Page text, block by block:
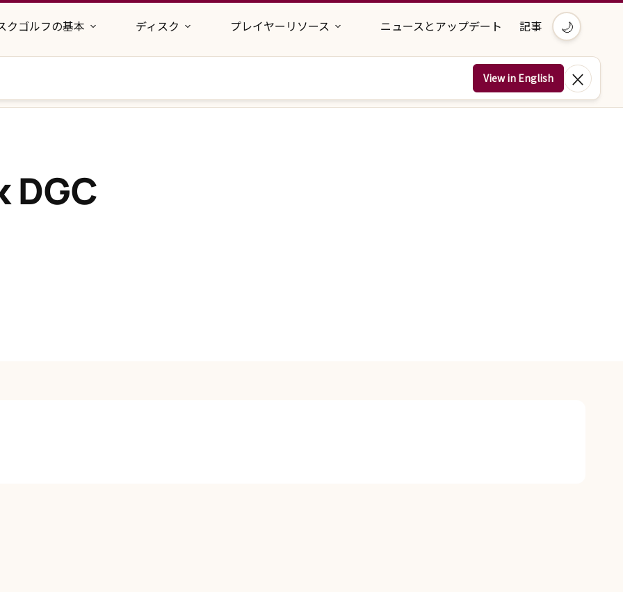
クゴルフの基本 ディスク プレイヤーリソース ニュースとアップデート 記事 🌙
View in English ×
DGC